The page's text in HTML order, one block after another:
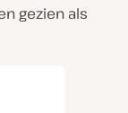
gezien als